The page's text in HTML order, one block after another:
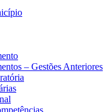
– Gestões Anteriores